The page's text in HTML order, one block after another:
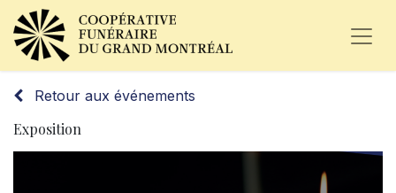
Retour aux événements
Exposition